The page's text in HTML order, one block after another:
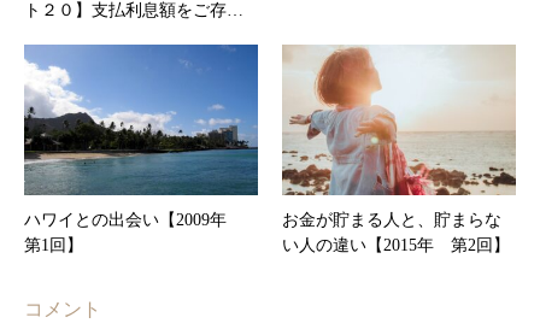
ト２０】支払利息額をご存…
ハワイとの出会い【2009年
第1回】
お金が貯まる人と、貯まらな
い人の違い【2015年 第2回】
コメント